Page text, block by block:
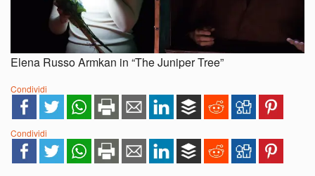
Elena Russo Armkan in “The Juniper Tree”
Condividi
Condividi